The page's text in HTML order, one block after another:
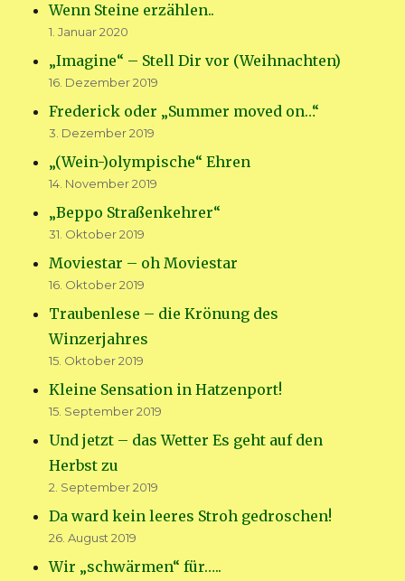
Wenn Steine erzählen..
1. Januar 2020
„Imagine“ – Stell Dir vor (Weihnachten)
16. Dezember 2019
Frederick oder „Summer moved on…“
3. Dezember 2019
„(Wein-)olympische“ Ehren
14. November 2019
„Beppo Straßenkehrer“
31. Oktober 2019
Moviestar – oh Moviestar
16. Oktober 2019
Traubenlese – die Krönung des
Winzerjahres
15. Oktober 2019
Kleine Sensation in Hatzenport!
15. September 2019
Und jetzt – das Wetter Es geht auf den
Herbst zu
2. September 2019
Da ward kein leeres Stroh gedroschen!
26. August 2019
Wir „schwärmen“ für…..